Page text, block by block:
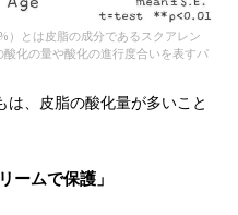
とは皮脂の成分であるスクアレン
酸化の量や酸化の進行度合いを表すパ
、皮脂の酸化量が多いこと
ームで保護」